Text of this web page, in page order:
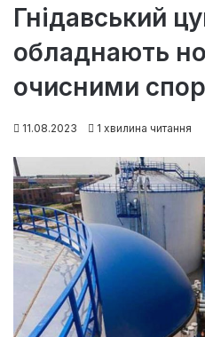
Гнідавський
обладнають
очисними
11.08.2023 1 хвилина читання